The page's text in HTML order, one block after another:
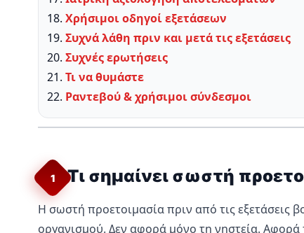
Χρήσιμοι οδηγοί εξετάσεων
Συχνά λάθη πριν και μετά τις εξετάσεις
Συχνές ερωτήσεις
Τι να θυμάστε
Ραντεβού & χρήσιμοι σύνδεσμοι
1 Τι σημαίνει σωστή
Η σωστή προετοιμασία πριν από τις εξετάσεις
οργανισμού. Δεν αφορά μόνο τη νηστεία.